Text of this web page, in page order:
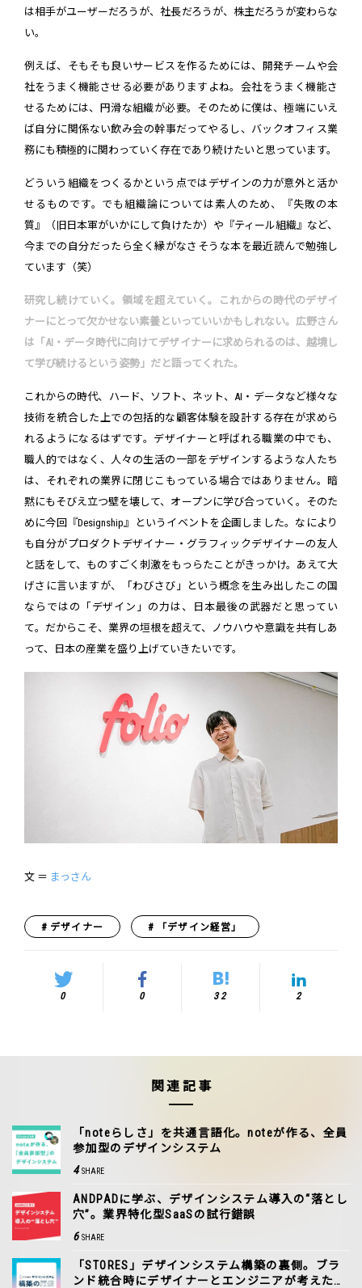
は相手がユーザーだろうが、社長だろうが、株主だろうが変わらな
い。
例えば、そもそも良いサービスを作るためには、開発チームや会
社をうまく機能させる必要がありますよね。会社をうまく機能さ
せるためには、円滑な組織が必要。そのために僕は、極端にいえ
ば自分に関係ない飲み会の幹事だってやるし、バックオフィス業
務にも積極的に関わっていく存在であり続けたいと思っています。
どういう組織をつくるかという点ではデザインの力が意外と活か
せるものです。でも組織論については素人のため、『失敗の本
質』（旧日本軍がいかにして負けたか）や『ティール組織』など、
今までの自分だったら全く縁がなさそうな本を最近読んで勉強し
ています（笑）
研究し続けていく。領域を超えていく。これからの時代のデザイ
ナーにとって欠かせない素養といっていいかもしれない。広野さん
は「AI・データ時代に向けてデザイナーに求められるのは、越境し
て学び続けるという姿勢」だと語ってくれた。
これからの時代、ハード、ソフト、ネット、AI・データなど様々な
技術を統合した上での包括的な顧客体験を設計する存在が求めら
れるようになるはずです。デザイナーと呼ばれる職業の中でも、
職人的ではなく、人々の生活の一部をデザインするような人たち
は、それぞれの業界に閉じこもっている場合ではありません。暗
黙にもそびえ立つ壁を壊して、オープンに学び合っていく。そのた
めに今回『Designship』というイベントを企画しました。なにより
も自分がプロダクトデザイナー・グラフィックデザイナーの友人
と話をして、ものすごく刺激をもっらたことがきっかけ。あえて大
げさに言いますが、「わびさび」という概念を生み出したこの国
ならではの「デザイン」の力は、日本最後の武器だと思ってい
て。だからこそ、業界の垣根を超えて、ノウハウや意識を共有しあ
って、日本の産業を盛り上げていきたいです。
文 ＝ まっさん
デザイナー 「デザイン経営」
0 0 32 2
関連記事
「noteらしさ」を共通言語化。noteが作る、全員
参加型のデザインシステム
4 SHARE
ANDPADに学ぶ、デザインシステム導入の“落とし
穴”。業界特化型SaaSの試行錯誤
6 SHARE
「STORES」デザインシステム構築の裏側。ブラ
ンド統合時にデザイナーとエンジニアが考えたこ